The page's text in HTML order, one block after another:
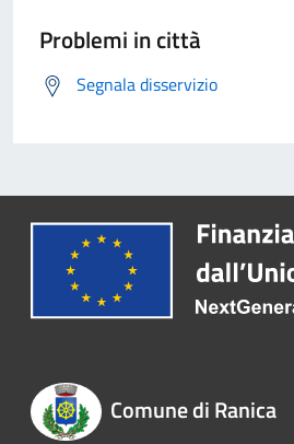
Problemi in città
Segnala disservizio
Comune di Ranica